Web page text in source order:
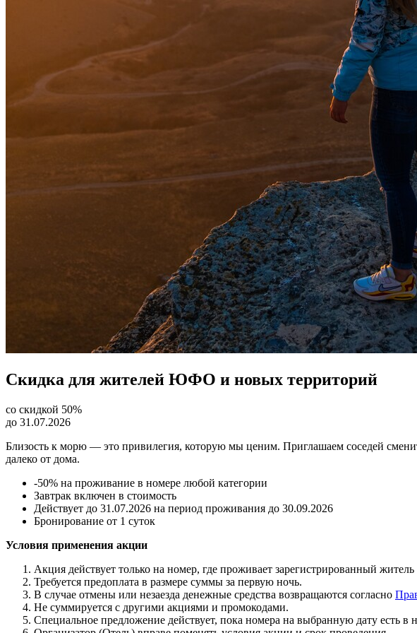
Скидка для жителей ЮФО и новых территорий
cо скидкой 50%
до 31.07.2026
Близость к морю — это привилегия, которую мы ценим. Приглашаем соседей
далеко от дома.
-50% на проживание в номере любой категории
Завтрак включен в стоимость
Действует до 31.07.2026 на период проживания до 30.09.2026
Бронирование от 1 суток
Условия применения акции
Акция действует только на номер, где проживает зарегистрированный
Требуется предоплата в размере суммы за первую ночь.
В случае отмены или незаезда денежные средства возвращаются согласно
Не суммируется с другими акциями и промокодами.
Специальное предложение действует, пока номера на выбранную дату есть в